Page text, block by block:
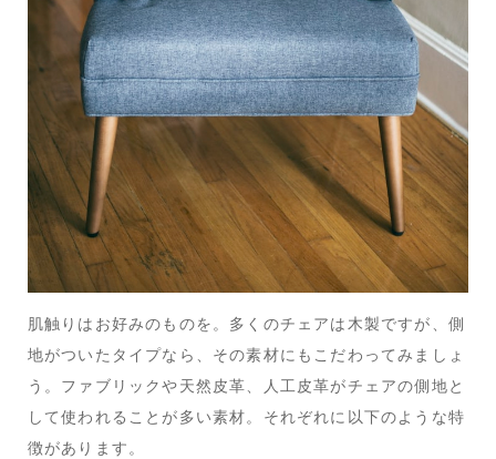
肌触りはお好みのものを。多くのチェアは木製ですが、側
地がついたタイプなら、その素材にもこだわってみましょ
う。ファブリックや天然皮革、人工皮革がチェアの側地と
して使われることが多い素材。それぞれに以下のような特
徴があります。